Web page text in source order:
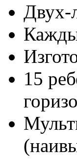
Двух-
15